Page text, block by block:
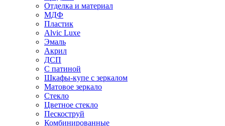
Отделка и материал
МДФ
Пластик
Alvic Luxe
Эмаль
Акрил
ДСП
С патиной
Шкафы-купе с зеркалом
Матовое зеркало
Стекло
Цветное стекло
Пескоструй
Комбинированные